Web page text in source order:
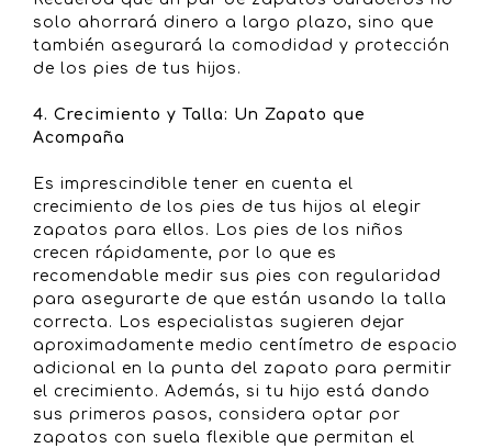
solo ahorrará dinero a largo plazo, sino que
también asegurará la comodidad y protección
de los pies de tus hijos.
4. Crecimiento y Talla: Un Zapato que
Acompaña
Es imprescindible tener en cuenta el
crecimiento de los pies de tus hijos al elegir
zapatos para ellos. Los pies de los niños
crecen rápidamente, por lo que es
recomendable medir sus pies con regularidad
para asegurarte de que están usando la talla
correcta. Los especialistas sugieren dejar
aproximadamente medio centímetro de espacio
adicional en la punta del zapato para permitir
el crecimiento. Además, si tu hijo está dando
sus primeros pasos, considera optar por
zapatos con suela flexible que permitan el